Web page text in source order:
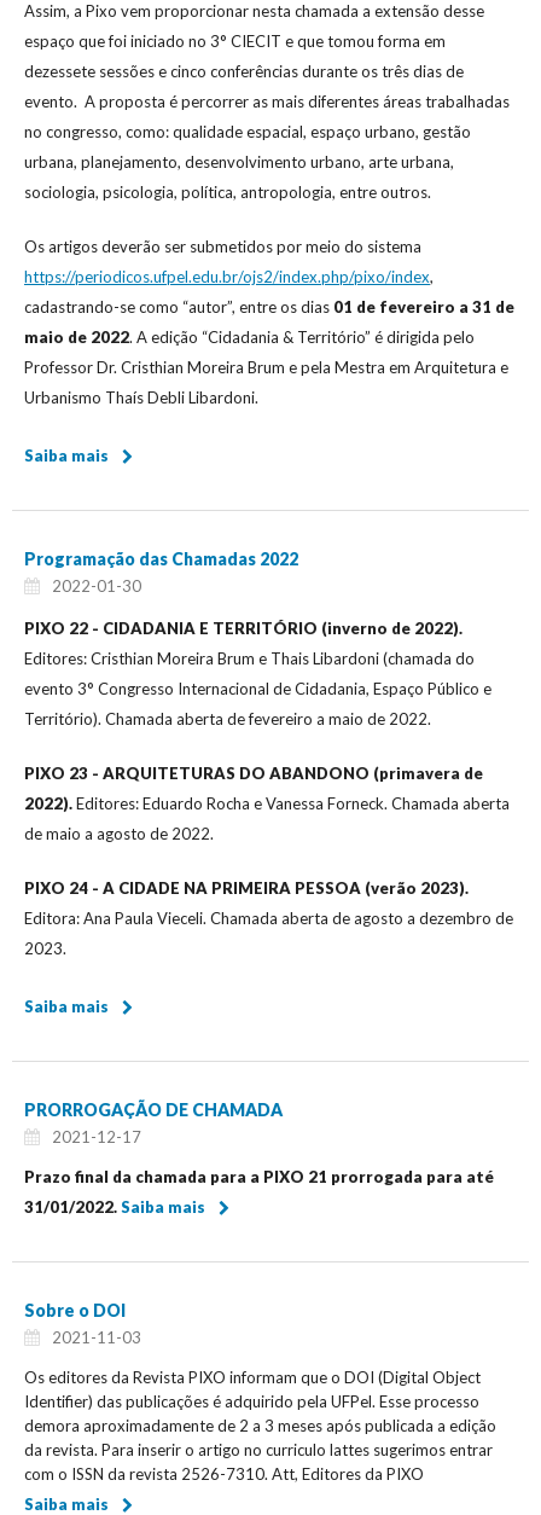
Assim, a Pixo vem proporcionar nesta chamada a extensão desse
espaço que foi iniciado no 3° CIECIT e que tomou forma em
dezessete sessões e cinco conferências durante os três dias de
evento. A proposta é percorrer as mais diferentes áreas trabalhadas
no congresso, como: qualidade espacial, espaço urbano, gestão
urbana, planejamento, desenvolvimento urbano, arte urbana,
sociologia, psicologia, política, antropologia, entre outros.
Os artigos deverão ser submetidos por meio do sistema
https://periodicos.ufpel.edu.br/ojs2/index.php/pixo/index,
cadastrando-se como “autor”, entre os dias 01 de fevereiro a 31 de
maio de 2022. A edição “Cidadania & Território” é dirigida pelo
Professor Dr. Cristhian Moreira Brum e pela Mestra em Arquitetura e
Urbanismo Thaís Debli Libardoni.
Saiba mais
Programação das Chamadas 2022
2022-01-30
PIXO 22 - CIDADANIA E TERRITÓRIO (inverno de 2022).
Editores: Cristhian Moreira Brum e Thais Libardoni (chamada do
evento 3° Congresso Internacional de Cidadania, Espaço Público e
Território). Chamada aberta de fevereiro a maio de 2022.
PIXO 23 - ARQUITETURAS DO ABANDONO (primavera de
2022).Editores: Eduardo Rocha e Vanessa Forneck. Chamada aberta
de maio a agosto de 2022.
PIXO 24 - A CIDADE NA PRIMEIRA PESSOA (verão 2023).
Editora: Ana Paula Vieceli. Chamada aberta de agosto a dezembro de
2023.
Saiba mais
PRORROGAÇÃO DE CHAMADA
2021-12-17
Prazo final da chamada para a PIXO 21 prorrogada para até
31/01/2022.Saiba mais
Sobre o DOI
2021-11-03
Os editores da Revista PIXO informam que o DOI (Digital Object
Identifier) das publicações é adquirido pela UFPel. Esse processo
demora aproximadamente de 2 a 3 meses após publicada a edição
da revista. Para inserir o artigo no curriculo lattes sugerimos entrar
com o ISSN da revista 2526-7310. Att, Editores da PIXO
Saiba mais